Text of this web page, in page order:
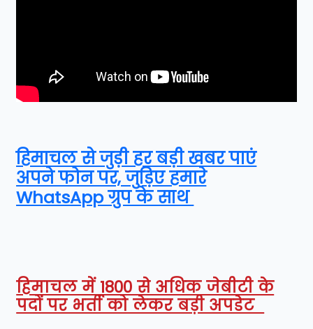
हिमाचल से जुड़ी हर बड़ी खबर पाएं
अपने फोन पर, जुड़िए हमारे
WhatsApp ग्रुप के साथ
हिमाचल में 1800 से अधिक जेबीटी के
पदों पर भर्ती को लेकर बड़ी अपडेट